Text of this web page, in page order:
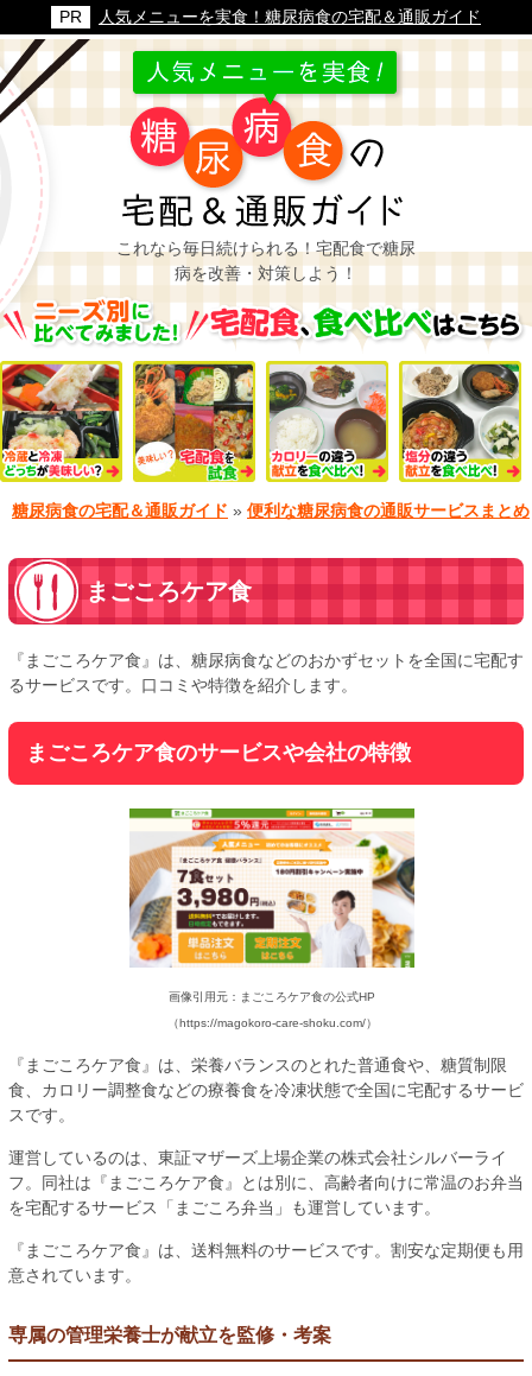
人気メニューを実食！糖尿病食の宅配＆通販ガイド
これなら毎日続けられる！宅配食で糖尿
病を改善・対策しよう！
糖尿病食の宅配＆通販ガイド » 便利な糖尿病食の通販サービスまとめ
まごころケア食
『まごころケア食』は、糖尿病食などのおかずセットを全国に宅配す
るサービスです。口コミや特徴を紹介します。
まごころケア食のサービスや会社の特徴
画像引用元：まごころケア食の公式HP
（https://magokoro-care-shoku.com/）
『まごころケア食』は、栄養バランスのとれた普通食や、糖質制限
食、カロリー調整食などの療養食を冷凍状態で全国に宅配するサービ
スです。
運営しているのは、東証マザーズ上場企業の株式会社シルバーライ
フ。同社は『まごころケア食』とは別に、高齢者向けに常温のお弁当
を宅配するサービス「まごころ弁当」も運営しています。
『まごころケア食』は、送料無料のサービスです。割安な定期便も用
意されています。
専属の管理栄養士が献立を監修・考案